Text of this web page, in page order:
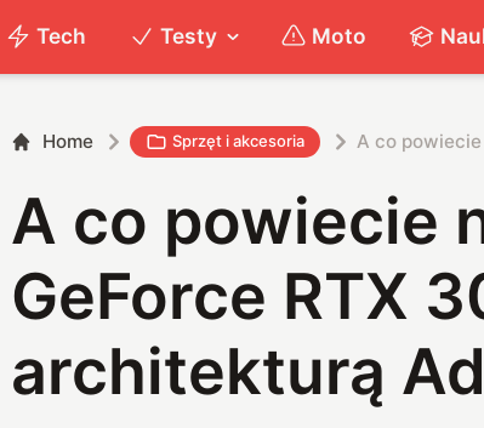
Tech Testy Moto
Home Sprzęt i akcesoria A co
A co powiecie
GeForce RTX
architekturą